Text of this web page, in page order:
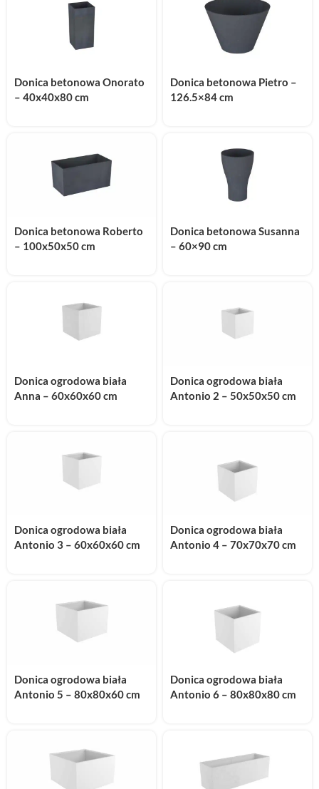
Donica betonowa Onorato
– 40x40x80 cm
Donica betonowa Pietro –
126.5×84 cm
Donica betonowa Roberto
– 100x50x50 cm
Donica betonowa Susanna
– 60×90 cm
Donica ogrodowa biała
Anna – 60x60x60 cm
Donica ogrodowa biała
Antonio 2 – 50x50x50 cm
Donica ogrodowa biała
Antonio 3 – 60x60x60 cm
Donica ogrodowa biała
Antonio 4 – 70x70x70 cm
Donica ogrodowa biała
Antonio 5 – 80x80x60 cm
Donica ogrodowa biała
Antonio 6 – 80x80x80 cm